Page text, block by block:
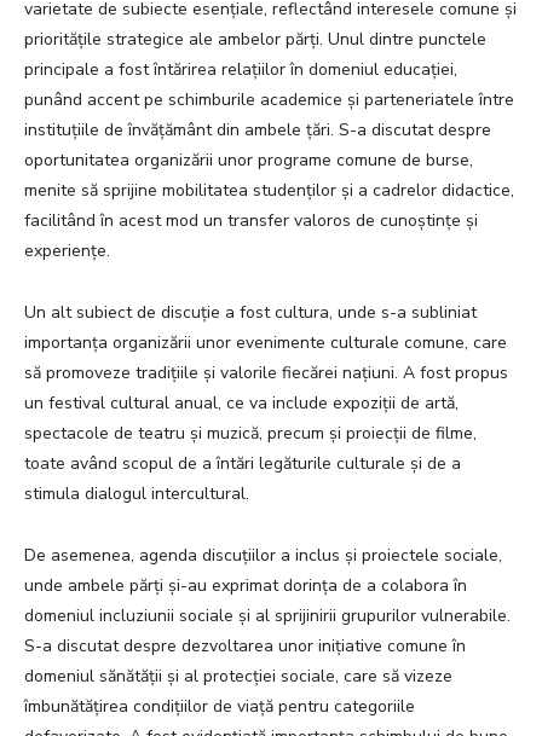
varietate de subiecte esențiale, reflectând interesele comune și
prioritățile strategice ale ambelor părți. Unul dintre punctele
principale a fost întărirea relațiilor în domeniul educației,
punând accent pe schimburile academice și parteneriatele între
instituțiile de învățământ din ambele țări. S-a discutat despre
oportunitatea organizării unor programe comune de burse,
menite să sprijine mobilitatea studenților și a cadrelor didactice,
facilitând în acest mod un transfer valoros de cunoștințe și
experiențe.
Un alt subiect de discuție a fost cultura, unde s-a subliniat
importanța organizării unor evenimente culturale comune, care
să promoveze tradițiile și valorile fiecărei națiuni. A fost propus
un festival cultural anual, ce va include expoziții de artă,
spectacole de teatru și muzică, precum și proiecții de filme,
toate având scopul de a întări legăturile culturale și de a
stimula dialogul intercultural.
De asemenea, agenda discuțiilor a inclus și proiectele sociale,
unde ambele părți și-au exprimat dorința de a colabora în
domeniul incluziunii sociale și al sprijinirii grupurilor vulnerabile.
S-a discutat despre dezvoltarea unor inițiative comune în
domeniul sănătății și al protecției sociale, care să vizeze
îmbunătățirea condițiilor de viață pentru categoriile